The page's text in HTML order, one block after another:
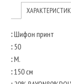
:Шифон принт
:50
:М.
:150 см